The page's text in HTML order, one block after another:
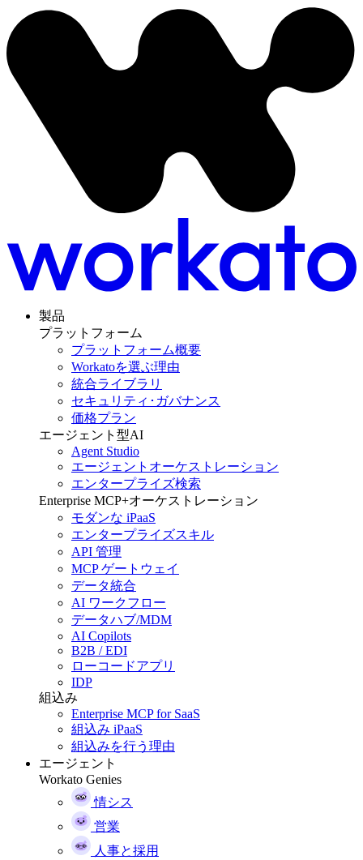
製品
プラットフォーム
プラットフォーム概要
Workatoを選ぶ理由
統合ライブラリ
セキュリティ･ガバナンス
価格プラン
エージェント型AI
Agent Studio
エージェントオーケストレーション
エンタープライズ検索
Enterprise MCP+オーケストレーション
モダンな iPaaS
エンタープライズスキル
API 管理
MCP ゲートウェイ
データ統合
AI ワークフロー
データハブ/MDM
AI Copilots
B2B / EDI
ローコードアプリ
IDP
組込み
Enterprise MCP for SaaS
組込み iPaaS
組込みを行う理由
エージェント
Workato Genies
情シス
営業
人事と採用